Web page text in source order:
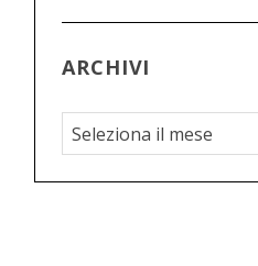
ARCHIVI
A
r
c